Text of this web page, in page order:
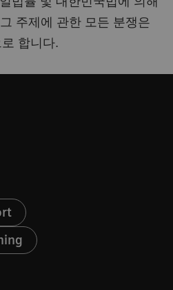
주제에 관한 모든 분쟁은
합니다.